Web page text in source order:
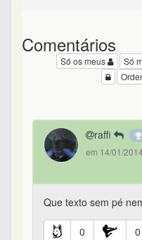
Comentários
Só
Só os meus
raffi
em 14/01/
Que texto sem pé
0 0